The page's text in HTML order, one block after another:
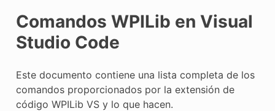
Comandos WPILib en Visual
Studio Code
Este documento contiene una lista completa de los
comandos proporcionados por la extensión de
código WPILib VS y lo que hacen.